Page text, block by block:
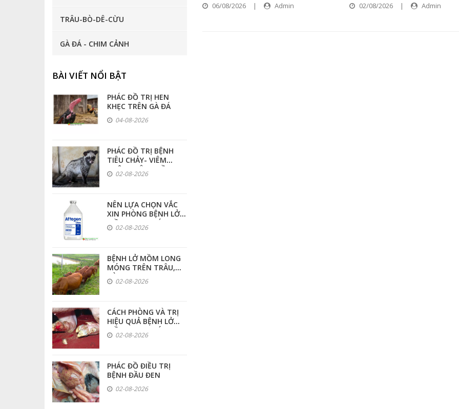
THUỐC HỖ TRỢ SINH SẢN
VẮC-XIN - KHÁNG THỂ
DỤNG CỤ THÚ Y - CHĂN NUÔI
06/08/2026 | Admin 02/08/2026 | Admin
TRÂU-BÒ-DÊ-CỪU
GÀ ĐÁ - CHIM CẢNH
BÀI VIẾT NỔI BẬT
PHÁC ĐỒ TRỊ HEN
KHẸC TRÊN GÀ ĐÁ
04-08-2026
PHÁC ĐỒ TRỊ BỆNH
TIÊU CHẢY- VIÊM
RUỘT TRÊN CHỒN
HƯƠNG
02-08-2026
NÊN LỰA CHỌN VẮC
XIN PHÒNG BỆNH LỞ
MỒM LONG MÓNG
LOẠI NÀO ĐỂ CÓ HIỆU
02-08-2026
BỆNH LỞ MỒM LONG
MÓNG TRÊN TRÂU,
BÒ02-08-2026
CÁCH PHÒNG VÀ TRỊ
HIỆU QUẢ BỆNH LỞ
MỒM LONG MÓNG
TRÊN HEO
02-08-2026
PHÁC ĐỒ ĐIỀU TRỊ
BỆNH ĐẦU ĐEN
02-08-2026